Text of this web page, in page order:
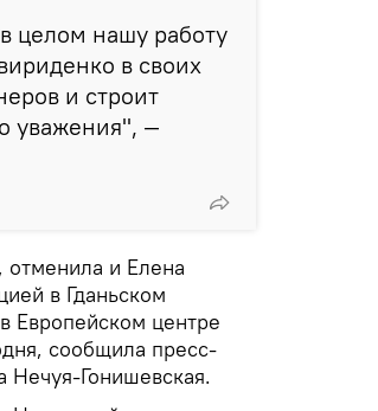
целом нашу работу
в своих
и строит
уважения", —
отменила и Елена
в Гданьском
Европейском центре
сообщила пресс-
Нечуя-Гонишевская.